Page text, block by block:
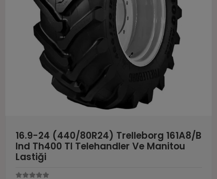
16.9-24 (440/80R24) Trelleborg 161A8/B
Ind Th400 Tl Telehandler Ve Manitou
Lastiği